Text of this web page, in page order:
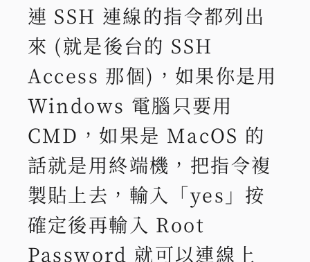
連 SSH 連線的指令都列出
來 (就是後台的 SSH
Access 那個)，如果你是用
Windows 電腦只要用
CMD，如果是 MacOS 的
話就是用終端機，把指令複
製貼上去，輸入「yes」按
確定後再輸入 Root
Password 就可以連線上